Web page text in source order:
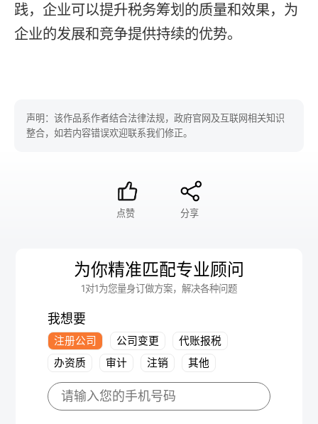
践，企业可以提升税务筹划的质量和效果，为
企业的发展和竞争提供持续的优势。
声明：该作品系作者结合法律法规，政府官网及互联网相关知识
整合，如若内容错误欢迎联系我们修正。
点赞 分享
为你精准匹配专业顾问
1对1为您量身订做方案，解决各种问题
我想要
注册公司 公司变更
代账报税
办资质
审计 注销 其他